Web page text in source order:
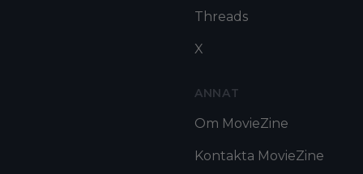
Threads
X
ANNAT
Om MovieZine
Kontakta MovieZine